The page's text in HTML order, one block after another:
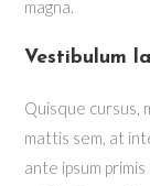
magna.
Vestibulum
Quisque cursus,
mattis sem, at
ante ipsum